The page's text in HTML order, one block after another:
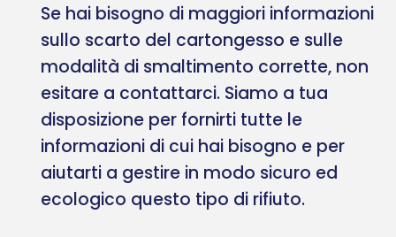
Se hai bisogno di maggiori informazioni
sullo scarto del cartongesso e sulle
modalità di smaltimento corrette, non
esitare a contattarci. Siamo a tua
disposizione per fornirti tutte le
informazioni di cui hai bisogno e per
aiutarti a gestire in modo sicuro ed
ecologico questo tipo di rifiuto.